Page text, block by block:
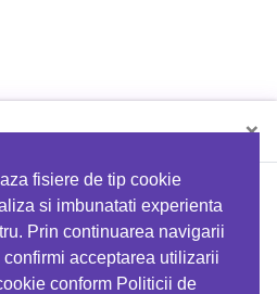
fisiere de tip cookie
si imbunatati experienta
Prin continuarea navigarii
acceptarea utilizarii
conform Politicii de
×
comandă folosind codul